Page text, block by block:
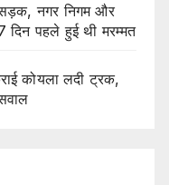
नगर निगम और
दिन पहले हुई थी मरम्मत
कोयला लदी ट्रक,